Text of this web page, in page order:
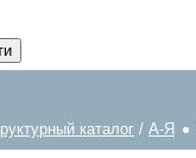
каталог / А-Я